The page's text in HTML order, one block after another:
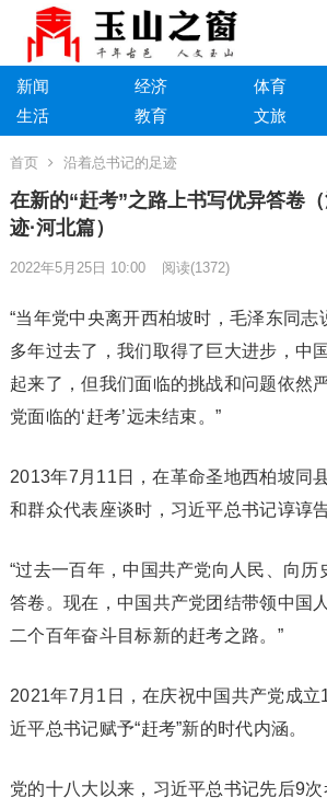
新闻 经济 体育
生活
教育 文旅
首页 沿着总书记的足迹
在新的“赶考”之路上书写优异答卷
迹·河北篇）
2022年5月25日 10:00 阅读(1372)
“当年党中央离开西柏坡时，毛泽东同志
多年过去了，我们取得了巨大进步，中
起来了，但我们面临的挑战和问题依然
党面临的‘赶考’远未结束。”
2013年7月11日，在革命圣地西柏坡同
和群众代表座谈时，习近平总书记谆谆告
“过去一百年，中国共产党向人民、向历
答卷。现在，中国共产党团结带领中国
二个百年奋斗目标新的赶考之路。”
2021年7月1日，在庆祝中国共产党成立
近平总书记赋予“赶考”新的时代内涵。
党的十八大以来，习近平总书记先后9